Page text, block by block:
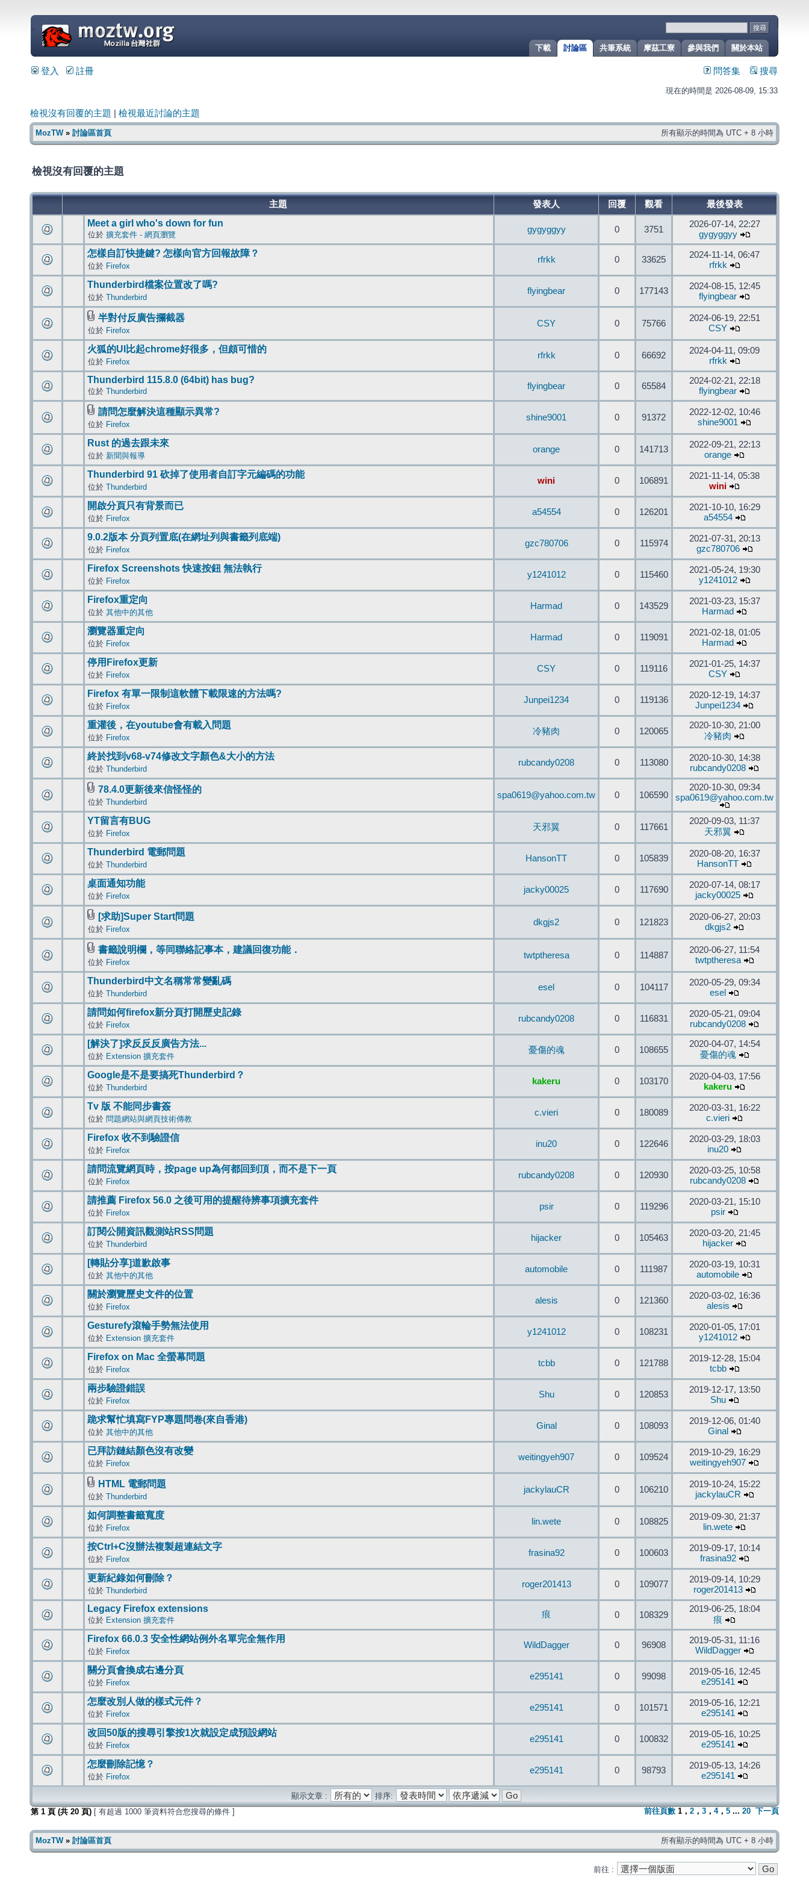
關於本站
參與我們
摩茲工寮
共筆系統
討論區
下載
=
登入 註冊 問答集 搜尋
現在的時間是 2026-08-09, 15:33
檢視沒有回覆的主題 檢視最近討論的主題
MozTW» 討論區首頁 所有顯示的時間為 UTC + 8 小時
檢視沒有回覆的主題
主題 發表人 回覆 觀看 最後發表
Meet a girl who's down for fun
位於 擴充套件 - 網頁瀏覽
gygyggyy 0 3751
2026-07-14, 22:27
gygyggyy
怎樣自訂快捷鍵? 怎樣向官方回報故障？
位於 Firefox
rfrkk 0 33625
2024-11-14, 06:47
rfrkk
Thunderbird檔案位置改了嗎?
位於 Thunderbird
flyingbear 0 177143
2024-08-15, 12:45
flyingbear
半對付反廣告攔截器
位於 Firefox
CSY 0 75766
2024-06-19, 22:51
CSY
火狐的UI比起chrome好很多，但頗可惜的
位於 Firefox
rfrkk 0 66692
2024-04-11, 09:09
rfrkk
Thunderbird 115.8.0 (64bit) has bug?
位於 Thunderbird
flyingbear 0 65584
2024-02-21, 22:18
flyingbear
請問怎麼解決這種顯示異常?
位於 Firefox
shine9001 0 91372
2022-12-02, 10:46
shine9001
Rust 的過去跟未來
位於 新聞與報導
orange 0 141713
2022-09-21, 22:13
orange
Thunderbird 91 砍掉了使用者自訂字元編碼的功能
位於 Thunderbird
wini 0 106891
2021-11-14, 05:38
wini
開啟分頁只有背景而已
位於 Firefox
a54554 0 126201
2021-10-10, 16:29
a54554
9.0.2版本 分頁列置底(在網址列與書籤列底端)
位於 Firefox
gzc780706 0 115974
2021-07-31, 20:13
gzc780706
Firefox Screenshots 快速按鈕 無法執行
位於 Firefox
y1241012 0 115460
2021-05-24, 19:30
y1241012
Firefox重定向
位於 其他中的其他
Harmad 0 143529
2021-03-23, 15:37
Harmad
瀏覽器重定向
位於 Firefox
Harmad 0 119091
2021-02-18, 01:05
Harmad
停用Firefox更新
位於 Firefox
CSY 0 119116
2021-01-25, 14:37
CSY
Firefox 有單一限制這軟體下載限速的方法嗎?
位於 Firefox
Junpei1234 0 119136
2020-12-19, 14:37
Junpei1234
重灌後，在youtube會有載入問題
位於 Firefox
冷豬肉 0 120065
2020-10-30, 21:00
冷豬肉
終於找到v68-v74修改文字顏色&大小的方法
位於 Thunderbird
rubcandy0208 0 113080
2020-10-30, 14:38
rubcandy0208
78.4.0更新後來信怪怪的
位於 Thunderbird
spa0619@yahoo.com.tw 0 106590
2020-10-30, 09:34
spa0619@yahoo.com.tw
YT留言有BUG
位於 Firefox
天邪翼 0 117661
2020-09-03, 11:37
天邪翼
Thunderbird 電郵問題
位於 Thunderbird
HansonTT 0 105839
2020-08-20, 16:37
HansonTT
桌面通知功能
位於 Firefox
jacky00025 0 117690
2020-07-14, 08:17
jacky00025
[求助]Super Start問題
位於 Firefox
dkgjs2 0 121823
2020-06-27, 20:03
dkgjs2
書籤說明欄，等同聯絡記事本，建議回復功能．
位於 Firefox
twtptheresa 0 114887
2020-06-27, 11:54
twtptheresa
Thunderbird中文名稱常常變亂碼
位於 Thunderbird
esel 0 104117
2020-05-29, 09:34
esel
請問如何firefox新分頁打開歷史記錄
位於 Firefox
rubcandy0208 0 116831
2020-05-21, 09:04
rubcandy0208
[解決了]求反反反廣告方法...
位於 Extension 擴充套件
憂傷的魂 0 108655
2020-04-07, 14:54
憂傷的魂
Google是不是要搞死Thunderbird？
位於 Thunderbird
kakeru 0 103170
2020-04-03, 17:56
kakeru
Tv 版 不能同步書簽
位於 問題網站與網頁技術傳教
c.vieri 0 180089
2020-03-31, 16:22
c.vieri
Firefox 收不到驗證信
位於 Firefox
inu20 0 122646
2020-03-29, 18:03
inu20
請問流覽網頁時，按page up為何都回到頂，而不是下一頁
位於 Firefox
rubcandy0208 0 120930
2020-03-25, 10:58
rubcandy0208
請推薦 Firefox 56.0 之後可用的提醒待辨事項擴充套件
位於 Firefox
psir 0 119296
2020-03-21, 15:10
psir
訂閱公開資訊觀測站RSS問題
位於 Thunderbird
hijacker 0 105463
2020-03-20, 21:45
hijacker
[轉貼分享]道歉啟事
位於 其他中的其他
automobile 0 111987
2020-03-19, 10:31
automobile
關於瀏覽歷史文件的位置
位於 Firefox
alesis 0 121360
2020-03-02, 16:36
alesis
Gesturefy滾輪手勢無法使用
位於 Extension 擴充套件
y1241012 0 108231
2020-01-05, 17:01
y1241012
Firefox on Mac 全螢幕問題
位於 Firefox
tcbb 0 121788
2019-12-28, 15:04
tcbb
兩步驗證錯誤
位於 Firefox
Shu 0 120853
2019-12-17, 13:50
Shu
跪求幫忙填寫FYP專題問卷(來自香港)
位於 其他中的其他
Ginal 0 108093
2019-12-06, 01:40
Ginal
已拜訪鏈結顏色沒有改變
位於 Firefox
weitingyeh907 0 109524
2019-10-29, 16:29
weitingyeh907
HTML 電郵問題
位於 Thunderbird
jackylauCR 0 106210
2019-10-24, 15:22
jackylauCR
如何調整書籤寬度
位於 Firefox
lin.wete 0 108825
2019-09-30, 21:37
lin.wete
按Ctrl+C沒辦法複製超連結文字
位於 Firefox
frasina92 0 100603
2019-09-17, 10:14
frasina92
更新紀錄如何刪除？
位於 Thunderbird
roger201413 0 109077
2019-09-14, 10:29
roger201413
Legacy Firefox extensions
位於 Extension 擴充套件
痕 0 108329
2019-06-25, 18:04
痕
Firefox 66.0.3 安全性網站例外名單完全無作用
位於 Firefox
WildDagger 0 96908
2019-05-31, 11:16
WildDagger
關分頁會換成右邊分頁
位於 Firefox
e295141 0 99098
2019-05-16, 12:45
e295141
怎麼改別人做的樣式元件？
位於 Firefox
e295141 0 101571
2019-05-16, 12:21
e295141
改回50版的搜尋引擎按1次就設定成預設網站
位於 Firefox
e295141 0 100832
2019-05-16, 10:25
e295141
怎麼刪除記憶？
位於 Firefox
e295141 0 98793
2019-05-13, 14:26
e295141
顯示文章 :
排序:
第 1 頁 (共 20 頁) [ 有超過 1000 筆資料符合您搜尋的條件 ] 前往頁數 1 ， 2 ， 3 ， 4， 5 ... 20 下一頁
MozTW» 討論區首頁 所有顯示的時間為 UTC + 8 小時
前往 :